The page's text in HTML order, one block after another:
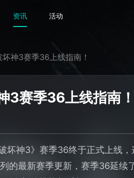
资讯 活动
坏神3赛季36上线指南！
3赛季36上线指南！
坏神3》赛季36终于正式上线
的最新赛季更新，赛季36延